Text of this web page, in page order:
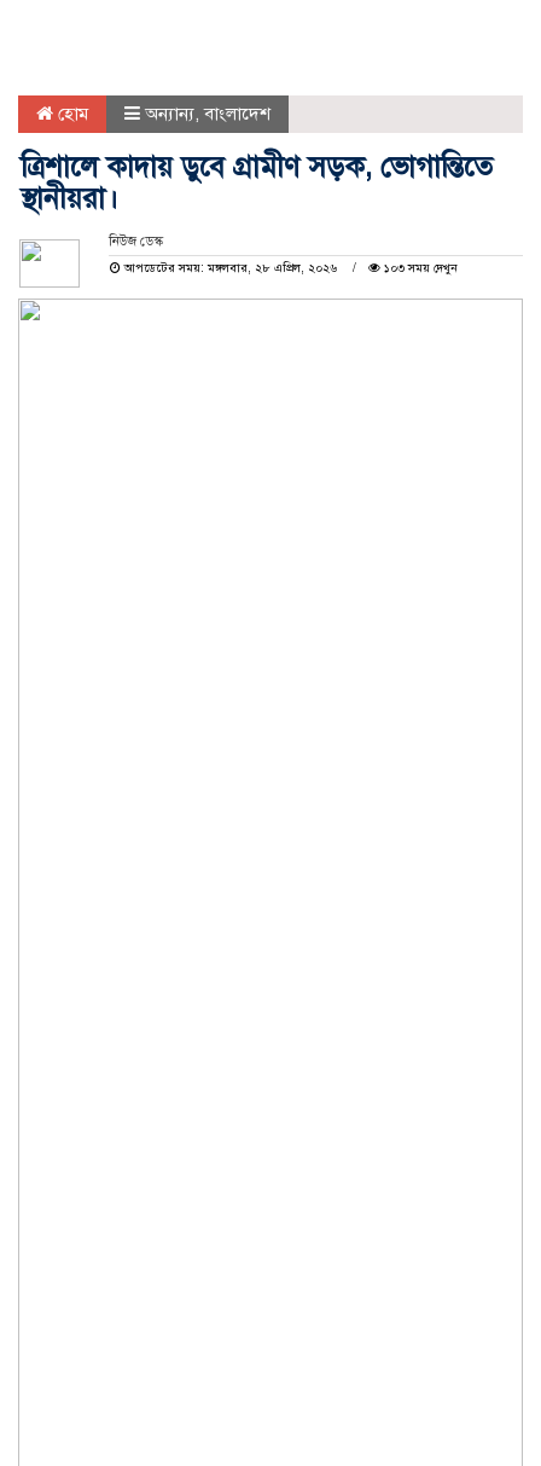
হোম অন্যান্য ,বাংলাদেশ
ত্রিশালে কাদায় ডুবে গ্রামীণ সড়ক, ভোগান্তিতে
স্থানীয়রা।
নিউজ ডেস্ক
আপডেটের সময়: মঙ্গলবার, ২৮ এপ্রিল, ২০২৬
১০৩ সময় দেখুন